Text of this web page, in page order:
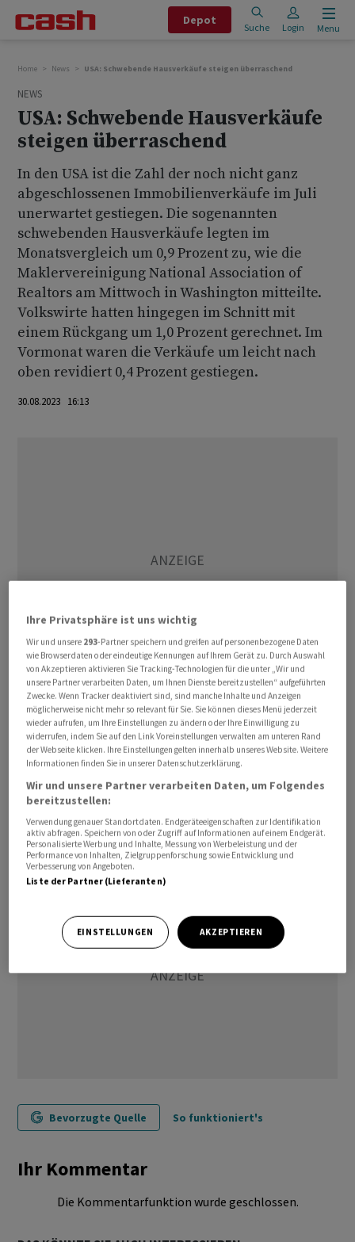
Depot
Suche Login Menu
Home News USA: Schwebende Hausverkäufe steigen überraschend
NEWS
USA: Schwebende Hausverkäufe
steigen überraschend
In den USA ist die Zahl der noch nicht ganz
abgeschlossenen Immobilienverkäufe im Juli
unerwartet gestiegen. Die sogenannten
schwebenden Hausverkäufe legten im
Monatsvergleich um 0,9 Prozent zu, wie die
Maklervereinigung National Association of
Realtors am Mittwoch in Washington mitteilte.
Volkswirte hatten hingegen im Schnitt mit
einem Rückgang um 1,0 Prozent gerechnet. Im
Vormonat waren die Verkäufe um leicht nach
oben revidiert 0,4 Prozent gestiegen.
30.08.2023 16:13
Im Vergleich zum entsprechenden Vorjahresmonat
fielen die Hausverkäufe im Juli um 13,8 Prozent.
Erwartet worden war ein Rückgang um 15,7 Prozent. Die
noch nicht ganz abgeschlossenen oder schwebenden
Hausverkäufe gelten als Frühindikator für die
Entwicklung am Häusermarkt./jsl/he
(AWP)
Bevorzugte Quelle So funktioniert's
Ihr Kommentar
Die Kommentarfunktion wurde geschlossen.
Ihre Privatsphäre ist uns wichtig
Wir und unsere 293-Partner speichern und greifen auf personenbezogene Daten
wie Browserdaten oder eindeutige Kennungen auf Ihrem Gerät zu. Durch Auswahl
von Akzeptieren aktivieren Sie Tracking-Technologien für die unter „Wir und
unsere Partner verarbeiten Daten, um Ihnen Dienste bereitzustellen“ aufgeführten
Zwecke. Wenn Tracker deaktiviert sind, sind manche Inhalte und Anzeigen
möglicherweise nicht mehr so relevant für Sie. Sie können dieses Menü jederzeit
wieder aufrufen, um Ihre Einstellungen zu ändern oder Ihre Einwilligung zu
widerrufen, indem Sie auf den Link Voreinstellungen verwalten am unteren Rand
der Webseite klicken. Ihre Einstellungen gelten innerhalb unseres Website. Weitere
Informationen finden Sie in unserer Datenschutzerklärung.
Wir und unsere Partner verarbeiten Daten, um Folgendes
bereitzustellen:
Verwendung genauer Standortdaten. Endgeräteeigenschaften zur Identifikation
aktiv abfragen. Speichern von oder Zugriff auf Informationen auf einem Endgerät.
Personalisierte Werbung und Inhalte, Messung von Werbeleistung und der
Performance von Inhalten, Zielgruppenforschung sowie Entwicklung und
Verbesserung von Angeboten.
Liste der Partner (Lieferanten)
EINSTELLUNGEN AKZEPTIEREN